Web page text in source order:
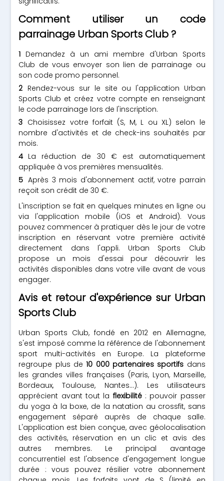
Comment utiliser un code
parrainage Urban Sports Club ?
Demandez à un ami membre d'Urban Sports
Club de vous envoyer son lien de parrainage ou
son code promo personnel.
Rendez-vous sur le site ou l'application Urban
Sports Club et créez votre compte en renseignant
le code parrainage lors de l'inscription.
Choisissez votre forfait (S, M, L ou XL) selon le
nombre d'activités et de check-ins souhaités par
mois.
La réduction de 30 € est automatiquement
appliquée à vos premières mensualités.
Après 3 mois d'abonnement actif, votre parrain
reçoit son crédit de 30 €.
L'inscription se fait en quelques minutes en ligne ou
via l'application mobile (iOS et Android). Vous
pouvez commencer à pratiquer dès le jour de votre
inscription en réservant votre première activité
directement dans l'appli. Urban Sports Club
propose un mois d'essai pour découvrir les
activités disponibles dans votre ville avant de vous
engager.
Avis et retour d'expérience sur Urban
Sports Club
Urban Sports Club, fondé en 2012 en Allemagne,
s'est imposé comme la référence de l'abonnement
sport multi-activités en Europe. La plateforme
regroupe plus de10 000 partenaires sportifs dans
les grandes villes françaises (Paris, Lyon, Marseille,
Bordeaux, Toulouse, Nantes...). Les utilisateurs
apprécient avant tout la flexibilité: pouvoir passer
du yoga à la boxe, de la natation au crossfit, sans
engagement séparé auprès de chaque salle.
L'application est bien conçue, avec géolocalisation
des activités, réservation en un clic et avis des
autres membres. Le principal avantage
concurrentiel est l'absence d'engagement longue
durée : vous pouvez résilier votre abonnement